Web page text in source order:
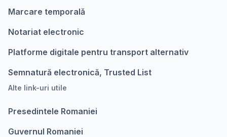
Marcare temporalǎ
Notariat electronic
Platforme digitale pentru transport alternativ
Semnatură electronică, Trusted List
Alte link-uri utile
Presedintele Romaniei
Guvernul Romaniei